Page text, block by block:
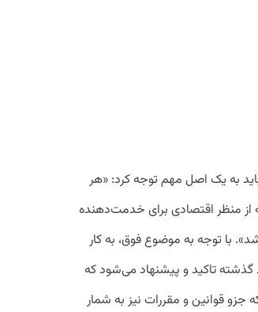
به یک اصل مهم توجه کرد: «هر
از منظر اقتصادی برای خدمت‌دهنده
با توجه به موضوع فوق، به ‌کار
گذشته تاکید و پیشنهاد می‌شود که
جزو قوانین و مقررات نیز به ‌شمار